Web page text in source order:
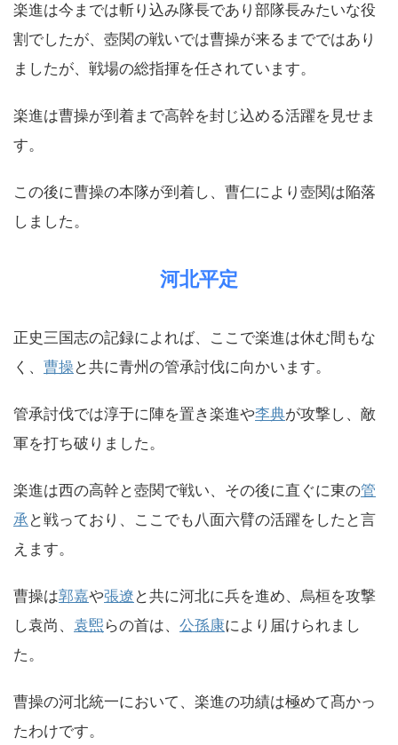
楽進は今までは斬り込み隊長であり部隊長みたいな役
割でしたが、壺関の戦いでは曹操が来るまでではあり
ましたが、戦場の総指揮を任されています。
楽進は曹操が到着まで高幹を封じ込める活躍を見せま
す。
この後に曹操の本隊が到着し、曹仁により壺関は陥落
しました。
河北平定
正史三国志の記録によれば、ここで楽進は休む間もな
く、 曹操と共に青州の管承討伐に向かいます。
管承討伐では淳于に陣を置き楽進や李典が攻撃し、敵
軍を打ち破りました。
楽進は西の高幹と壺関で戦い、その後に直ぐに東の管
承 と戦っており、ここでも八面六臂の活躍をしたと言
えます。
曹操は郭嘉や張遼 と共に河北に兵を進め、烏桓を攻撃
し袁尚、 袁煕 らの首は、 公孫康により届けられまし
た。
曹操の河北統一において、楽進の功績は極めて髙かっ
たわけです。